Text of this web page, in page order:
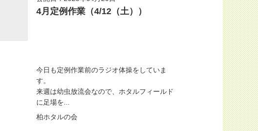
4月定例作業（4/12（土））
今日も定例作業前のラジオ体操をしていま
す。
来週は幼虫放流会なので、ホタルフィールド
に足場を...
柏ホタルの会